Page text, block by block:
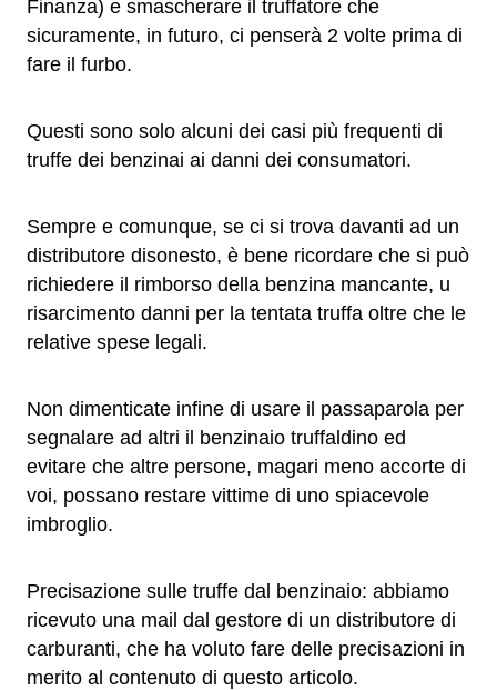
Finanza) e smascherare il truffatore che
sicuramente, in futuro, ci penserà 2 volte prima di
fare il furbo.
Questi sono solo alcuni dei casi più frequenti di
truffe dei benzinai ai danni dei consumatori.
Sempre e comunque, se ci si trova davanti ad un
distributore disonesto, è bene ricordare che si può
richiedere il rimborso della benzina mancante, u
risarcimento danni per la tentata truffa oltre che le
relative spese legali.
Non dimenticate infine di usare il passaparola per
segnalare ad altri il benzinaio truffaldino ed
evitare che altre persone, magari meno accorte di
voi, possano restare vittime di uno spiacevole
imbroglio.
Precisazione sulle truffe dal benzinaio: abbiamo
ricevuto una mail dal gestore di un distributore di
carburanti, che ha voluto fare delle precisazioni in
merito al contenuto di questo articolo.